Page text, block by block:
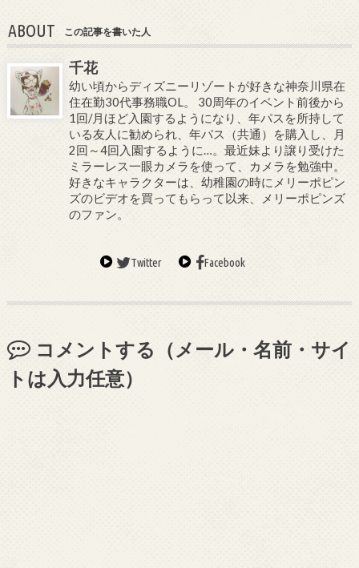
ABOUT この記事を書いた人
千花
幼い頃からディズニーリゾートが好きな神奈川県在
住在勤30代事務職OL。 30周年のイベント前後から
1回/月ほど入園するようになり、年パスを所持して
いる友人に勧められ、年パス（共通）を購入し、月
2回～4回入園するように…。最近妹より譲り受けた
ミラーレス一眼カメラを使って、カメラを勉強中。
好きなキャラクターは、幼稚園の時にメリーポピン
ズのビデオを買ってもらって以来、メリーポピンズ
のファン。
Twitter Facebook
コメントする（メール・名前・サイ
トは入力任意）